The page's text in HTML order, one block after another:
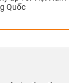
Quốc